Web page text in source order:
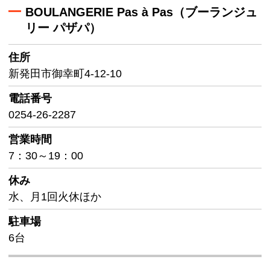
BOULANGERIE Pas à Pas（ブーランジュ
リー パザパ）
住所
新発田市御幸町4-12-10
電話番号
0254-26-2287
営業時間
7：30～19：00
休み
水、月1回火休ほか
駐車場
6台